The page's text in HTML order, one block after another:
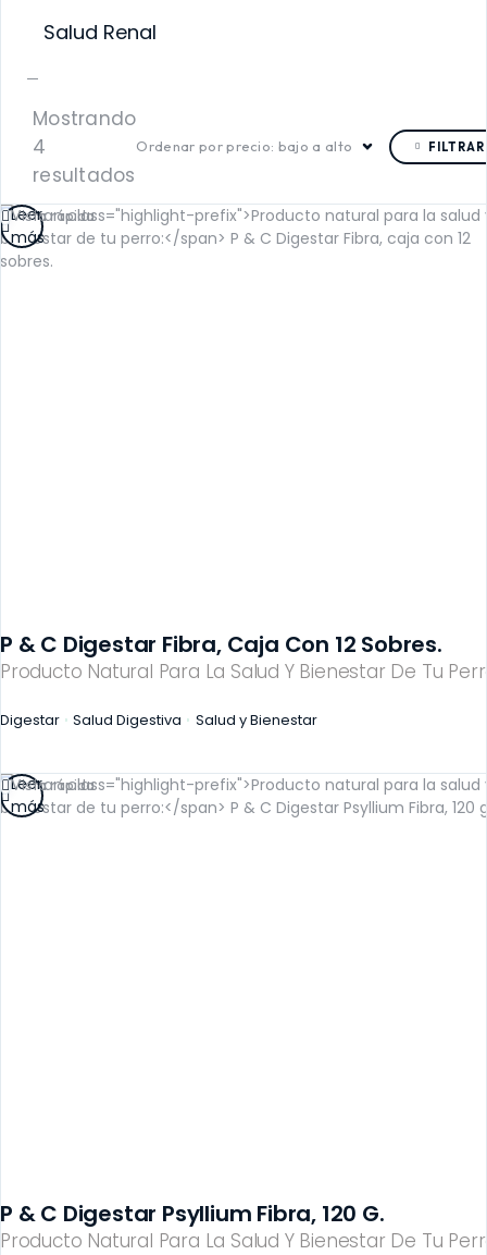
Salud Renal
Mostrando
4
resultados
Ordenar por precio: bajo a alto FILTRAR
Vista rápida
Producto Natural Para La Salud Y Bienestar De Tu
P & C Digestar Fibra, Caja Con 12 Sobres.
Digestar Salud Digestiva Salud y Bienestar
Leer
más
Vista rápida
Producto Natural Para La Salud Y Bienestar De Tu
P & C Digestar Psyllium Fibra, 120 G.
Leer
más